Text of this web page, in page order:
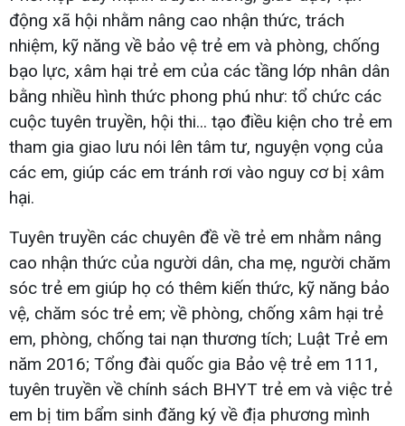
động xã hội nhằm nâng cao nhận thức, trách
nhiệm, kỹ năng về bảo vệ trẻ em và phòng, chống
bạo lực, xâm hại trẻ em của các tầng lớp nhân dân
bằng nhiều hình thức phong phú như: tổ chức các
cuộc tuyên truyền, hội thi... tạo điều kiện cho trẻ em
tham gia giao lưu nói lên tâm tư, nguyện vọng của
các em, giúp các em tránh rơi vào nguy cơ bị xâm
hại.
Tuyên truyền các chuyên đề về trẻ em nhằm nâng
cao nhận thức của người dân, cha mẹ, người chăm
sóc trẻ em giúp họ có thêm kiến thức, kỹ năng bảo
vệ, chăm sóc trẻ em; về phòng, chống xâm hại trẻ
em, phòng, chống tai nạn thương tích; Luật Trẻ em
năm 2016; Tổng đài quốc gia Bảo vệ trẻ em 111,
tuyên truyền về chính sách BHYT trẻ em và việc trẻ
em bị tim bẩm sinh đăng ký về địa phương mình